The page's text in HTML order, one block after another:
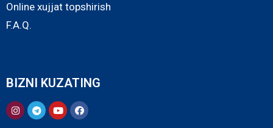
Online xujjat topshirish
F.A.Q.
BIZNI KUZATING